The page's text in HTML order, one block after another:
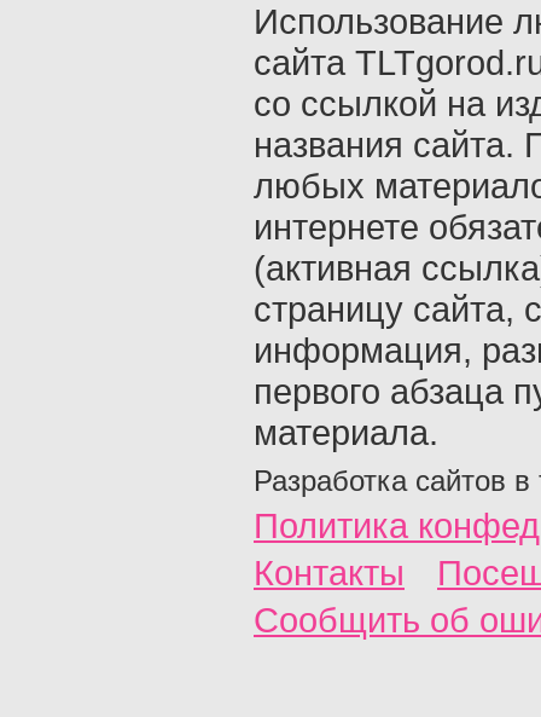
Использование
сайта
со ссылкой на
названия сайта.
любых
интернете
(активная
страницу сайта,
информация,
первого абзаца
материала.
Разработка сайтов в
Политика
Контакты
Сообщить об